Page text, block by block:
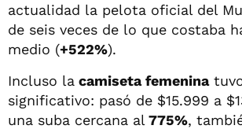
actualidad la pelota oficial del
de seis veces de lo que costaba
medio (+522%).
Incluso la camiseta femenina
significativo: pasó de $15.999 a
una suba cercana al 775%,